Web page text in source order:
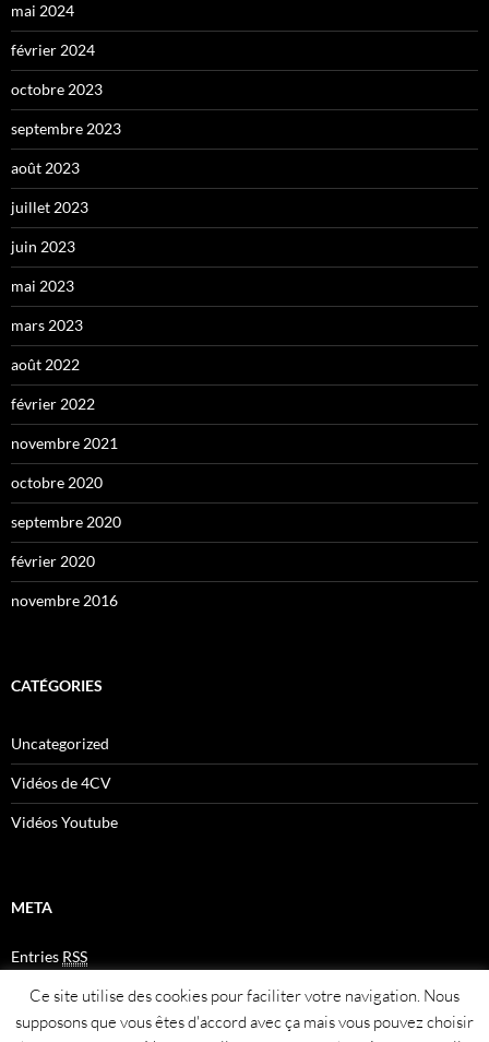
mai 2024
février 2024
octobre 2023
septembre 2023
août 2023
juillet 2023
juin 2023
mai 2023
mars 2023
août 2022
février 2022
novembre 2021
octobre 2020
septembre 2020
février 2020
novembre 2016
CATÉGORIES
Uncategorized
Vidéos de 4CV
Vidéos Youtube
META
Entries RSS
CommentsRSS
Plan du site
Ce site utilise des cookies pour faciliter votre navigation. Nous
supposons que vous êtes d'accord avec ça mais vous pouvez choisir